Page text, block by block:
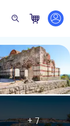
+ 7